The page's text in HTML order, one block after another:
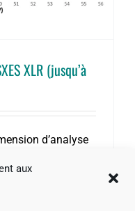
aux
XLR (jusqu’à
d’analyse